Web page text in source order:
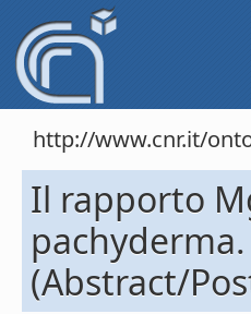
http://www.cnr.it/
Il rapporto
(Abstract/